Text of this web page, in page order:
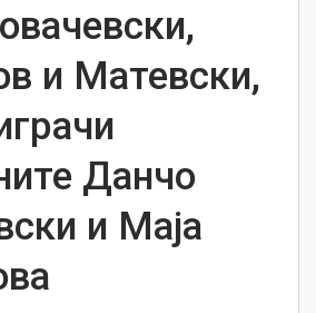
и Матевски,
Данчо
и Маја